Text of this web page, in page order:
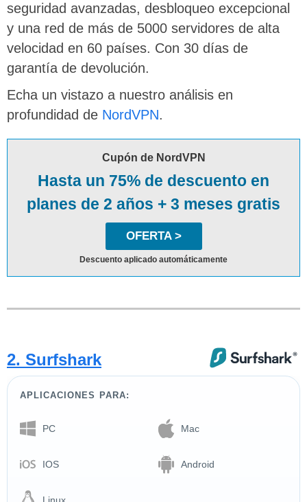
seguridad avanzadas, desbloqueo excepcional
y una red de más de 5000 servidores de alta
velocidad en 60 países. Con 30 días de
garantía de devolución.
Echa un vistazo a nuestro análisis en
profundidad de NordVPN.
Cupón de NordVPN
Hasta un 75% de descuento en
planes de 2 años + 3 meses gratis
OFERTA >
Descuento aplicado automáticamente
2. Surfshark
APLICACIONES PARA:
PC Mac
IOS Android
Linux